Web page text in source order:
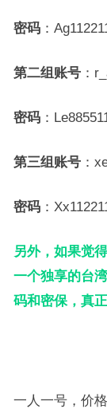
密码：
第二组账号：
密码：
第三组账号：
密码：
另外，如果觉
一个独享的台
码和密保，真
一人一号，价